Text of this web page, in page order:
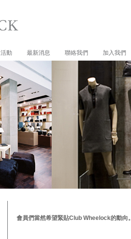
活動 最新消息 聯絡我們 加入我們
會員們當然希望緊貼Club Wheelock的動向。